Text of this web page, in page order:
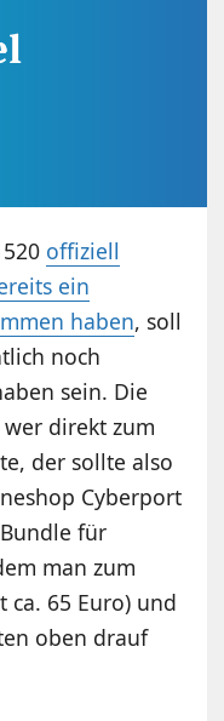
offiziell
ein
haben, soll
noch
sein. Die
direkt zum
der sollte also
Cyberport
für
man zum
ca. 65 Euro) und
oben drauf